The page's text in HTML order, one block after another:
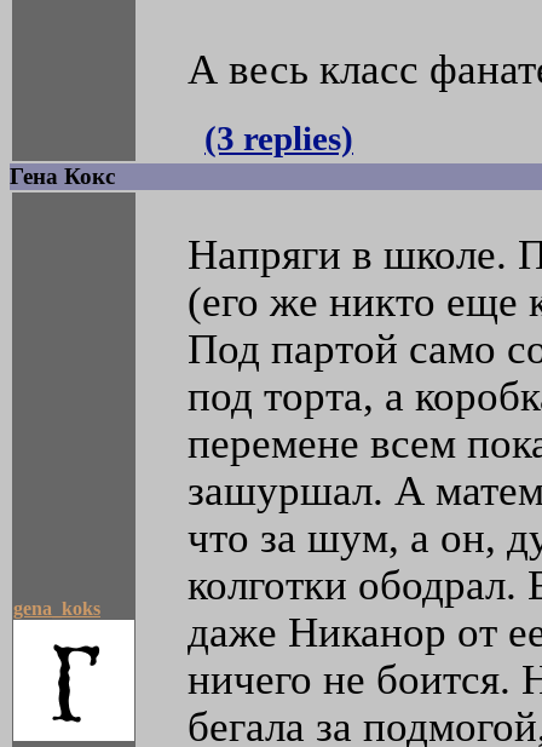
А весь класс
(3 replies)
Гена Кокс
gena_koks
Напряги в школе.
(его же никто еще
Под партой само
под торта, а
перемене всем
зашуршал. А
что за шум, а он,
колготки ободрал.
даже Никанор от
ничего не боится.
бегала за